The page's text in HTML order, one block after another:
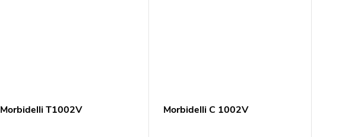
Morbidelli T1002V Morbidelli C 1002V